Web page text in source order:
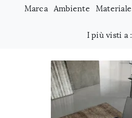
Marca Ambiente Materiale
I più visti a :